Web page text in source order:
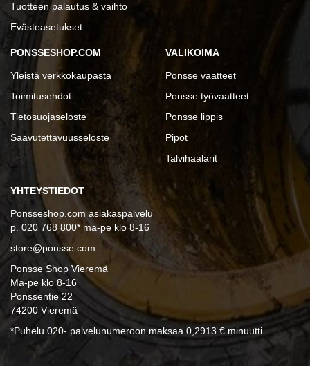
Tuotteen palautus & vaihto
Evästeasetukset
PONSSESHOP.COM
Yleistä verkkokaupasta
Toimitusehdot
Tietosuojaseloste
Saavutettavuusseloste
VALIKOIMA
Ponsse vaatteet
Ponsse työvaatteet
Ponsse lippis
Pipot
Talvihaalarit
YHTEYSTIEDOT
Ponsseshop.com asiakaspalvelu
p. 020 768 800* ma-pe klo 8-16
store@ponsse.com
Ponsse Shop Vieremä
Ma-pe klo 8-16
Ponssentie 22
74200 Vieremä
*Puhelu 020- palvelunumeroon maksaa 0,2913 € minuutti